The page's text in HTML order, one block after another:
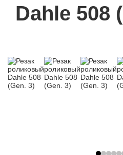
Dahle 508